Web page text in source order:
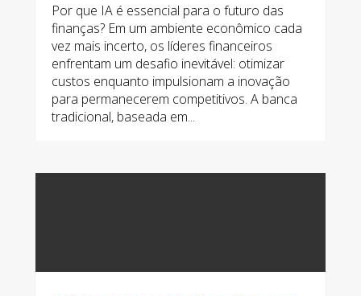
Por que IA é essencial para o futuro das
finanças? Em um ambiente econômico cada
vez mais incerto, os líderes financeiros
enfrentam um desafio inevitável: otimizar
custos enquanto impulsionam a inovação
para permanecerem competitivos. A banca
tradicional, baseada em...